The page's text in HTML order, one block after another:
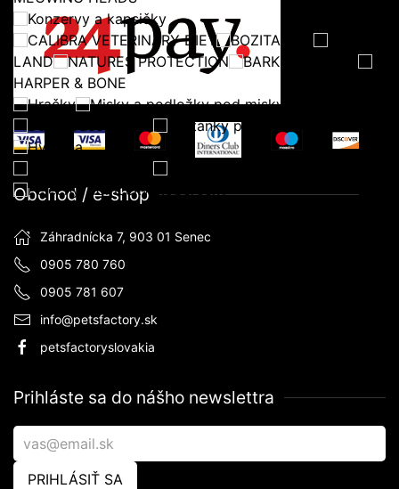
Konzervy a kapsičky
CALIBRA VETERINARY DIET
BOZITA CAT
LAND
NATURES PROTECTION
BARKING HEADS
HARPER & BONE
Hračky
Misky a podložky pod misky
Dávkovače krmiva
Fontánky pre mačky
Hygiena
Pelechy, domčeky, koberčeky
Obchod / e-shop
Záhradnícka 7, 903 01 Senec
0905 780 760
0905 781 607
info@petsfactory.sk
petsfactoryslovakia
Prihláste sa do nášho newslettra
PRIHLÁSIŤ SA